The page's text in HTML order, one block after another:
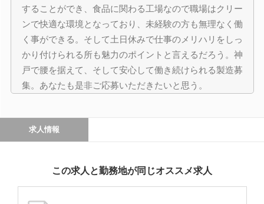
することができ、食品に関わる工場なので職場はクリー
ンで快適な環境となっており、未経験の方も無理なく働
く事ができる。そして土日休みで仕事のメリハリをしっ
かり付けられる所も魅力のポイントと言えるだろう。神
戸で腰を据えて、そして安心して働き続けられる製造募
集。あなたも是非ご応募いただきたいと思う。
求人情報
この求人と勤務地が同じオススメ求人